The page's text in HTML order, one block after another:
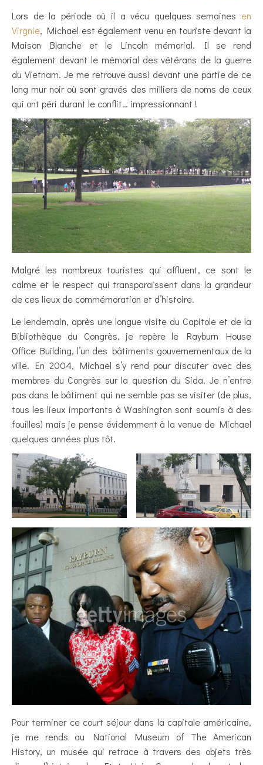
Lors de la période où il a vécu quelques semaines en
Virgnie, Michael est également venu en touriste devant la
Maison Blanche et le Lincoln mémorial. Il se rend
également devant le mémorial des vétérans de la guerre
du Vietnam. Je me retrouve aussi devant une partie de ce
long mur noir où sont gravés des milliers de noms de ceux
qui ont péri durant le conflit… impressionnant !
Malgré les nombreux touristes qui affluent, ce sont le
calme et le respect qui transparaissent dans la grandeur
de ces lieux de commémoration et d’histoire.
Le lendemain, après une longue visite du Capitole et de la
Bibliothèque du Congrès, je repère le Rayburn House
Office Building, l’un des bâtiments gouvernementaux de la
ville. En 2004, Michael s’y rend pour discuter avec des
membres du Congrès sur la question du Sida. Je n’entre
pas dans le bâtiment qui ne semble pas se visiter (de plus,
tous les lieux importants à Washington sont soumis à des
fouilles) mais je pense évidemment à la venue de Michael
quelques années plus tôt.
Pour terminer ce court séjour dans la capitale américaine,
je me rends au National Museum of The American
History, un musée qui retrace à travers des objets très